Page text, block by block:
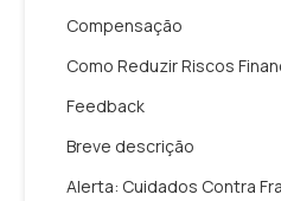
Compensação
Como Reduzir Riscos
Feedback
Breve descrição
Alerta: Cuidados Contra